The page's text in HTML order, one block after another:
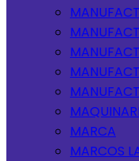
MARCA
MARCOS